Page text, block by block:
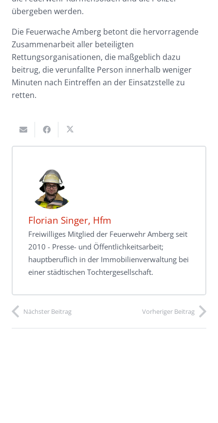
übergeben werden.
Die Feuerwache Amberg betont die hervorragende
Zusammenarbeit aller beteiligten
Rettungsorganisationen, die maßgeblich dazu
beitrug, die verunfallte Person innerhalb weniger
Minuten nach Eintreffen an der Einsatzstelle zu
retten.
Florian Singer, Hfm
Freiwilliges Mitglied der Feuerwehr Amberg seit
2010 - Presse- und Öffentlichkeitsarbeit;
hauptberuflich in der Immobilienverwaltung bei
einer städtischen Tochtergesellschaft.
Nächster Beitrag Vorheriger Beitrag